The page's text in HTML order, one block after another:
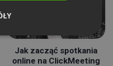
Jak zacząć spotkania
online na ClickMeeting